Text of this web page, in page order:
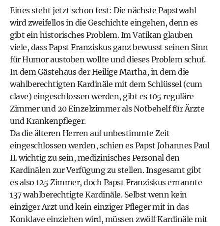
Eines steht jetzt schon fest: Die nächste Papstwahl
wird zweifellos in die Geschichte eingehen, denn es
gibt ein historisches Problem. Im Vatikan glauben
viele, dass Papst Franziskus ganz bewusst seinen Sinn
für Humor austoben wollte und dieses Problem schuf.
In dem Gästehaus der Heilige Martha, in dem die
wahlberechtigten Kardinäle mit dem Schlüssel (cum
clave) eingeschlossen werden, gibt es 105 reguläre
Zimmer und 20 Einzelzimmer als Notbehelf für Ärzte
und Krankenpfleger.
Da die älteren Herren auf unbestimmte Zeit
eingeschlossen werden, schien es Papst Johannes Paul
II. wichtig zu sein, medizinisches Personal den
Kardinälen zur Verfügung zu stellen. Insgesamt gibt
es also 125 Zimmer, doch Papst Franziskus ernannte
137 wahlberechtigte Kardinäle. Selbst wenn kein
einziger Arzt und kein einziger Pfleger mit in das
Konklave einziehen wird, müssen zwölf Kardinäle mit